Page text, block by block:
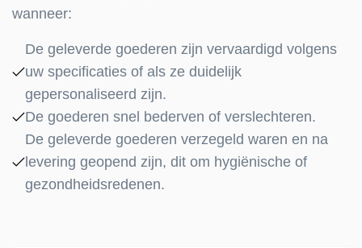
wanneer:
De geleverde goederen zijn vervaardigd volgens
uw specificaties of als ze duidelijk
gepersonaliseerd zijn.
De goederen snel bederven of verslechteren.
De geleverde goederen verzegeld waren en na
levering geopend zijn, dit om hygiënische of
gezondheidsredenen.